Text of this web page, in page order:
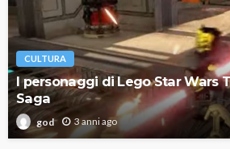
CULTURA
I personaggi di Lego Star Wars
Saga
god 3 anni ago